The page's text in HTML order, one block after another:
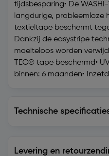
tijdsbesparing• De
langdurige, probleemloze
textieltape beschermt
Dankzij de easystripe
moeiteloos worden
TEC® tape beschermd•
binnen: 6 maanden•
Technische
Levering en